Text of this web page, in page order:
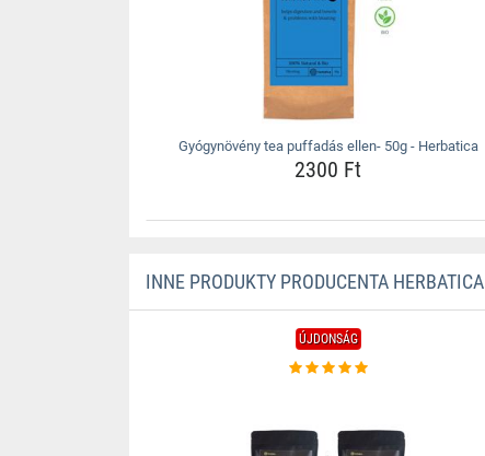
Gyógynövény tea puffadás ellen- 50g - Herbatica
2300 Ft
INNE PRODUKTY PRODUCENTA HERBATICA
ÚJDONSÁG